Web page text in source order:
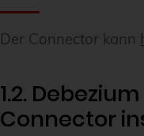
Der Connector kann
1.2.
Connector